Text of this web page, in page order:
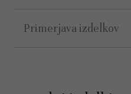
Primerjava izdelkov